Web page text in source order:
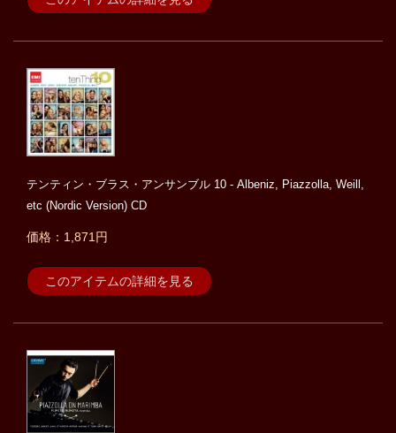
テンティン・ブラス・アンサンブル 10 - Albeniz, Piazzolla, Weill,
etc (Nordic Version) CD
価格：1,871円
このアイテムの詳細を見る